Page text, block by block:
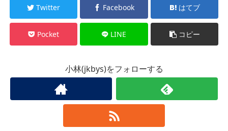
Twitter Facebook はてブ
Pocket LINE コピー
小林(jkbys)をフォローする